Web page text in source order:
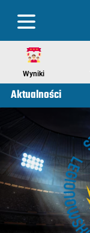
Wyniki
Aktualności